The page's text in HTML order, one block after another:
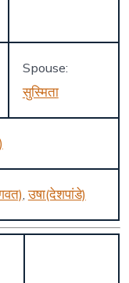
Spouse:
सुस्मिता
,उषा(देशपांडे)